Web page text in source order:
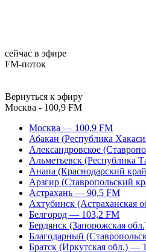
сейчас в эфире
FM-поток
Вернуться к эфиру
Москва - 100,9 FM
Москва — 100,9 FM
Абакан (Республика
Александровское
Альметьевск (Республика
Анапа (Краснодарский
Арзгир (Ставропольский
Астрахань — 90,5 FM
Ахтубинск (Астраханская
Белгород — 103,2 FM
Бердянск (Запорожская
Благодарный
Братск (Иркутская обл.) —